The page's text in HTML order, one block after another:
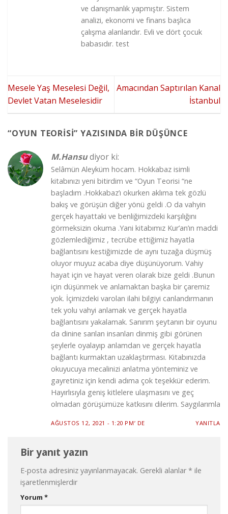
ve danışmanlık yapmıştır. Sistem
analizi, ekonomi ve finans başlıca
çalışma alanlarıdır. Evli ve dört çocuk
babasıdır. test
Mesele Yaş Meselesi Değil,
Devlet Vatan Meselesidir
Amacından Saptırılan Kanal
İstanbul
“OYUN TEORISI” YAZISINDA BIR DÜŞÜNCE
M.Hansudiyor ki:
Selâmün Aleyküm hocam. Hokkabaz isimli
kitabınızı yeni bitirdim ve “Oyun Teorisi “ne
başladım .Hokkabaz’ı okurken aklıma tek gözlü
bakış ve görüşün diğer yönü geldi .O da vahyin
gerçek hayattaki ve benliğimizdeki karşılığını
görmeksizin okuma .Yani kitabımız Kur’an’ın maddi
gözlemlediğimiz , tecrübe ettiğimiz hayatla
bağlantısını kestiğimizde de aynı tuzağa düşmüş
oluyor muyuz acaba diye düşünüyorum. Vahiy
hayat için ve hayat veren olarak bize geldi .Bunun
için düşünmek ve anlamaktan başka bir çaremiz
yok. İçimizdeki varolan ilahi bilgiyi canlandırmanın
tek yolu vahyi anlamak ve gerçek hayatla
bağlantısını yakalamak. Sanırım şeytanın bir oyunu
da dinine sarılan insanları dinmiş gibi görünen
şeylerle oyalayıp anlamdan ve gerçek hayatla
bağlantı kurmaktan uzaklaştırması. Kitabınızda
okuyucuya mecalinizi anlatma yönteminiz ve
gayretiniz için kendi adıma çok teşekkür ederim.
Hayırlısıyla geniş kitlelere ulaşmasını ve geç
olmadan görüşümüze katkısını dilerim. Saygılarımla
AĞUSTOS 12, 2021 - 1:20 PM’ DE YANITLA
Bir yanıt yazın
E-posta adresiniz yayınlanmayacak. Gerekli alanlar* ile
işaretlenmişlerdir
Yorum *